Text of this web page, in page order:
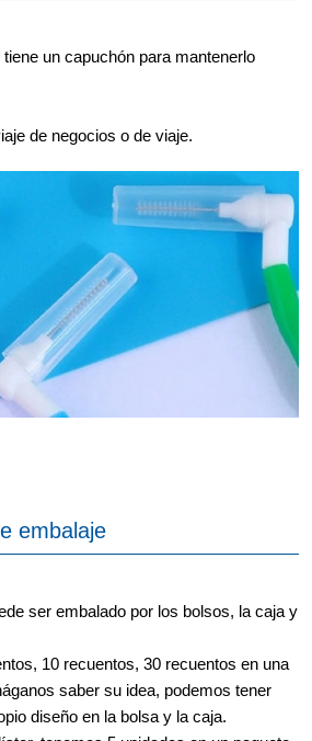
un capuchón para mantenerlo
de negocios o de viaje.
embalaje
ser embalado por los bolsos, la caja y
10 recuentos, 30 recuentos en una
saber su idea, podemos tener
diseño en la bolsa y la caja.